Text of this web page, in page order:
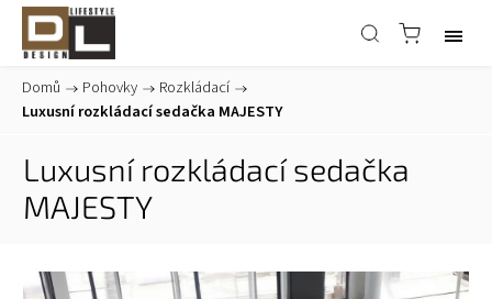
Domů / Pohovky / Rozkládací /
Luxusní rozkládací sedačka MAJESTY
Luxusní rozkládací sedačka
MAJESTY